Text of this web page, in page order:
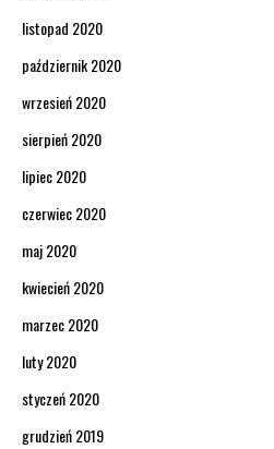
listopad 2020
październik 2020
wrzesień 2020
sierpień 2020
lipiec 2020
czerwiec 2020
maj 2020
kwiecień 2020
marzec 2020
luty 2020
styczeń 2020
grudzień 2019